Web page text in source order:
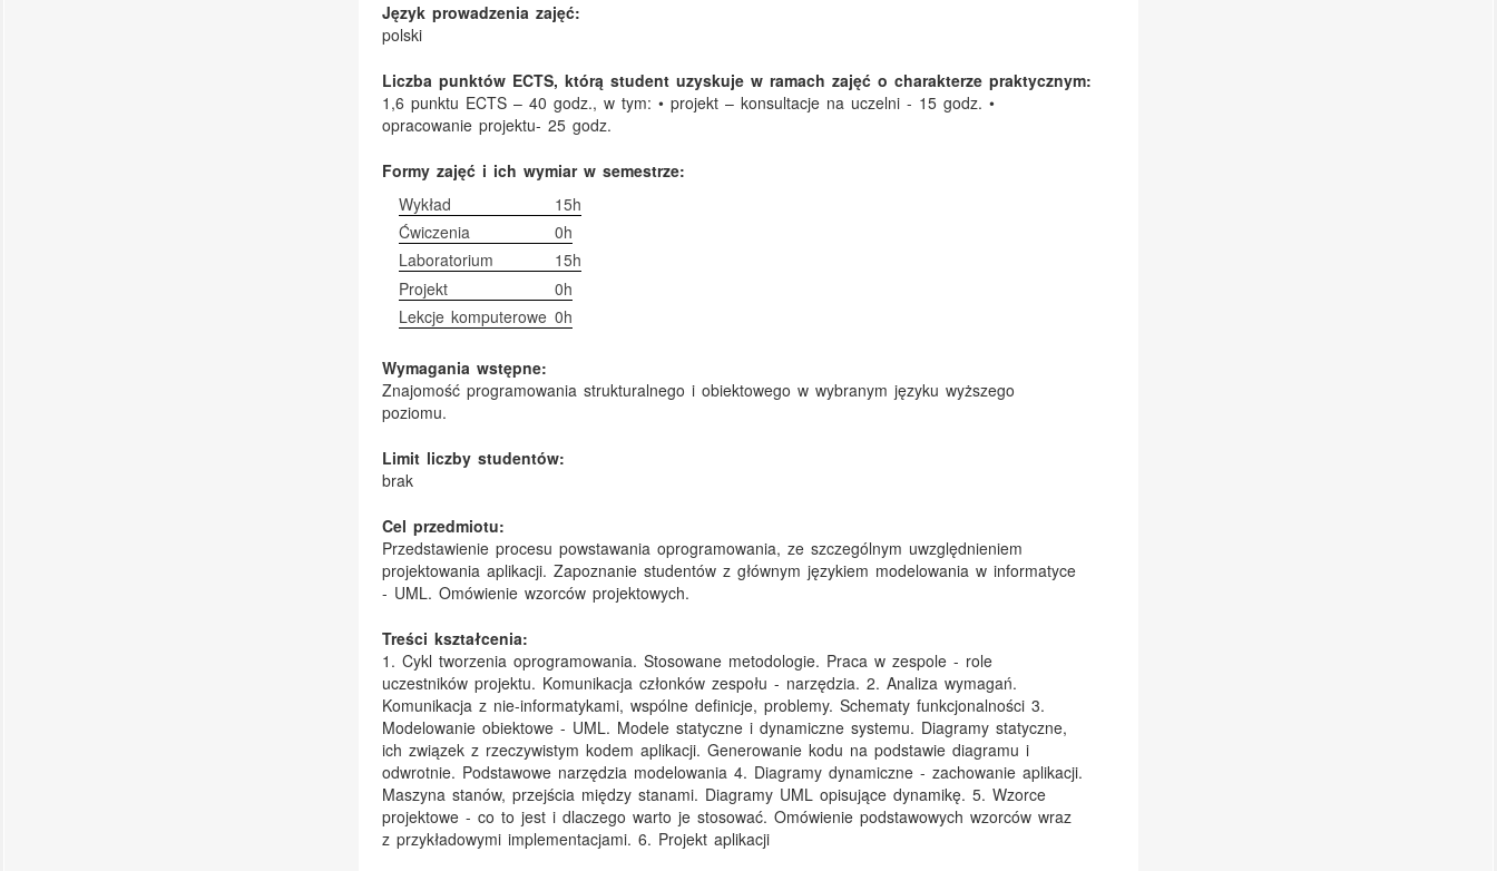
Język prowadzenia zajęć:
polski
Liczba punktów ECTS, którą student uzyskuje w ramach zajęć o charakterze praktycznym:
1,6 punktu ECTS – 40 godz., w tym: • projekt – konsultacje na uczelni - 15 godz. •
opracowanie projektu- 25 godz.
Formy zajęć i ich wymiar w semestrze:
Wykład
15h
Ćwiczenia
0h
Laboratorium
15h
Projekt
0h
Lekcje komputerowe 0h
Wymagania wstępne:
Znajomość programowania strukturalnego i obiektowego w wybranym języku wyższego
poziomu.
Limit liczby studentów:
brak
Cel przedmiotu:
Przedstawienie procesu powstawania oprogramowania, ze szczególnym uwzględnieniem
projektowania aplikacji. Zapoznanie studentów z głównym językiem modelowania w informatyce
- UML. Omówienie wzorców projektowych.
Treści kształcenia:
1. Cykl tworzenia oprogramowania. Stosowane metodologie. Praca w zespole - role
uczestników projektu. Komunikacja członków zespołu - narzędzia. 2. Analiza wymagań.
Komunikacja z nie-informatykami, wspólne definicje, problemy. Schematy funkcjonalności 3.
Modelowanie obiektowe - UML. Modele statyczne i dynamiczne systemu. Diagramy statyczne,
ich związek z rzeczywistym kodem aplikacji. Generowanie kodu na podstawie diagramu i
odwrotnie. Podstawowe narzędzia modelowania 4. Diagramy dynamiczne - zachowanie aplikacji.
Maszyna stanów, przejścia między stanami. Diagramy UML opisujące dynamikę. 5. Wzorce
projektowe - co to jest i dlaczego warto je stosować. Omówienie podstawowych wzorców wraz
z przykładowymi implementacjami. 6. Projekt aplikacji